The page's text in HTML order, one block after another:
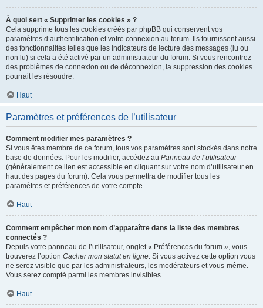
À quoi sert « Supprimer les cookies » ?
Cela supprime tous les cookies créés par phpBB qui conservent vos
paramètres d’authentification et votre connexion au forum. Ils fournissent aussi
des fonctionnalités telles que les indicateurs de lecture des messages (lu ou
non lu) si cela a été activé par un administrateur du forum. Si vous rencontrez
des problèmes de connexion ou de déconnexion, la suppression des cookies
pourrait les résoudre.
Haut
Paramètres et préférences de l’utilisateur
Comment modifier mes paramètres ?
Si vous êtes membre de ce forum, tous vos paramètres sont stockés dans notre
base de données. Pour les modifier, accédez au Panneau de l’utilisateur
(généralement ce lien est accessible en cliquant sur votre nom d’utilisateur en
haut des pages du forum). Cela vous permettra de modifier tous les
paramètres et préférences de votre compte.
Haut
Comment empêcher mon nom d’apparaître dans la liste des membres
connectés ?
Depuis votre panneau de l’utilisateur, onglet « Préférences du forum », vous
trouverez l’option Cacher mon statut en ligne. Si vous activez cette option vous
ne serez visible que par les administrateurs, les modérateurs et vous-même.
Vous serez compté parmi les membres invisibles.
Haut